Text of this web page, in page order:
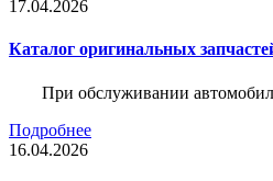
17.04.2026
Каталог оригинальных
При обслуживании
Подробнее
16.04.2026